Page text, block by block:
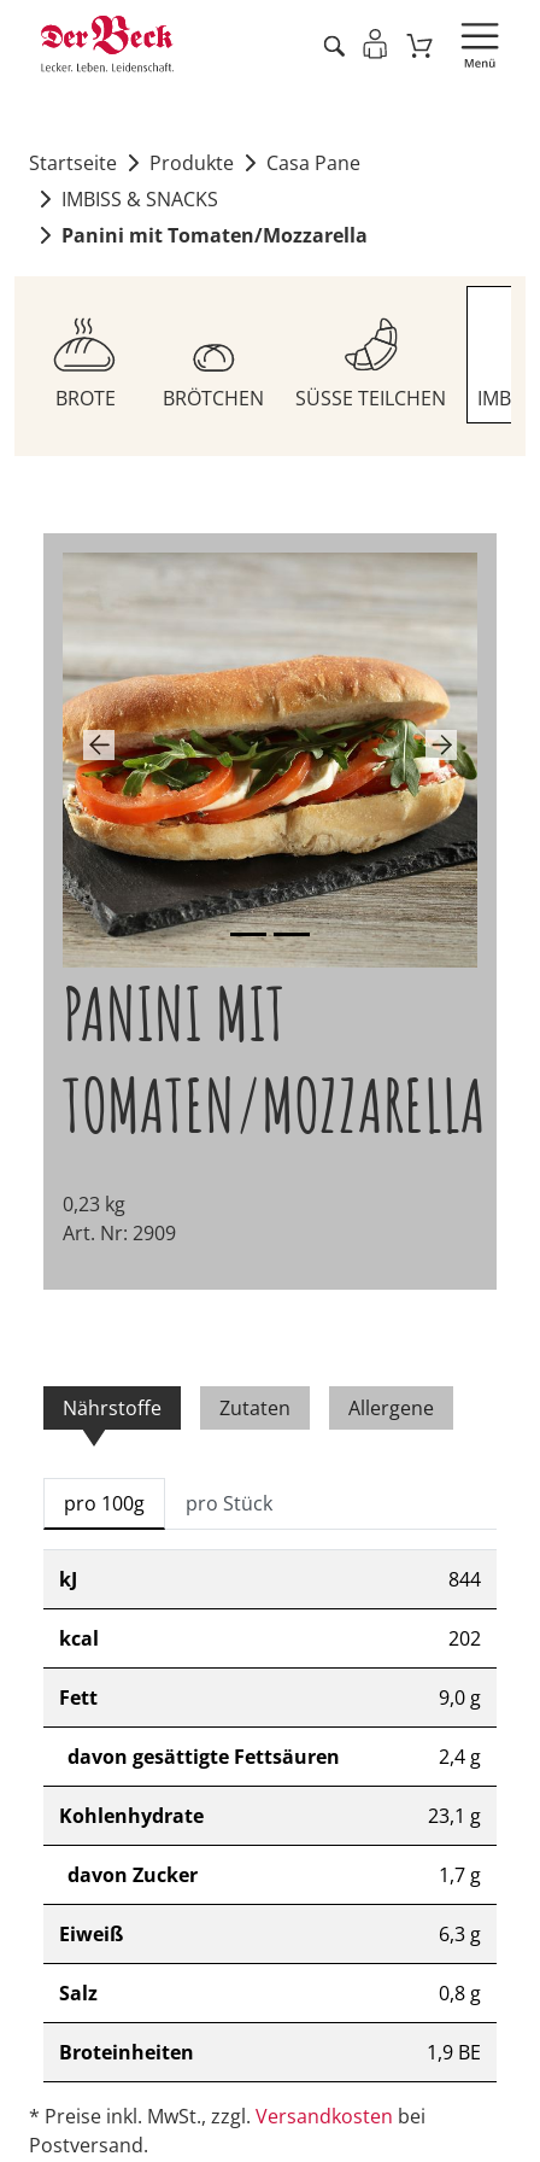
Startseite Produkte
Casa Pane
IMBISS & SNACKS
Panini mit Tomaten/Mozzarella
BROTE BRÖTCHEN SÜSSE TEILCHEN
Previous Next
PANINI MIT
TOMATEN/MOZZARELLA
0,23 kg
Art. Nr: 2909
Nährstoffe Zutaten Allergene
pro 100g pro Stück
kJ 844
kcal 202
Fett 9,0 g
davon gesättigte Fettsäuren 2,4 g
Kohlenhydrate 23,1 g
davon Zucker 1,7 g
Eiweiß 6,3 g
Salz 0,8 g
Broteinheiten 1,9 BE
* Preise inkl. MwSt., zzgl. Versandkosten bei
Postversand.